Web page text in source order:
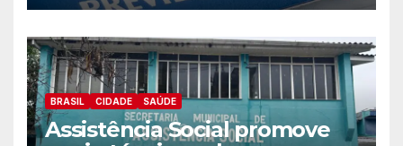
BRASIL CIDADE SAÚDE
Assistência Social promove